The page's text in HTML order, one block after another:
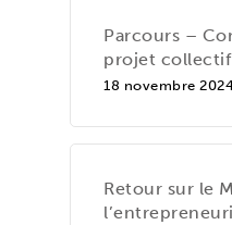
Parcours –
projet
18 novembre
Retour sur le